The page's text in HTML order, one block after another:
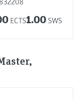
ECTS1.00 SWS